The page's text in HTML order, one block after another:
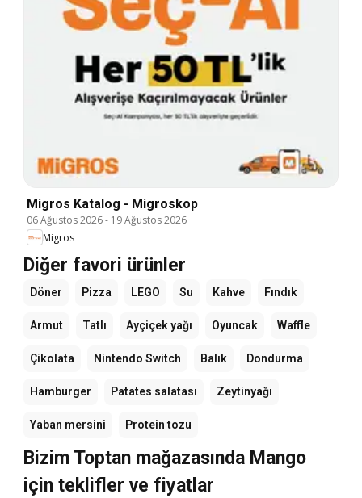
Migros Katalog - Migroskop
06 Ağustos 2026- 19 Ağustos 2026
Migros
Diğer favori ürünler
Döner Pizza LEGO Su Kahve Fındık
Armut Tatlı Ayçiçek yağı Oyuncak Waffle
Çikolata Nintendo Switch Balık Dondurma
Hamburger Patates salatası Zeytinyağı
Yaban mersini Protein tozu
Bizim Toptan mağazasında Mango
için teklifler ve fiyatlar